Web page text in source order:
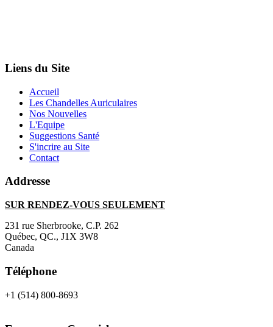
Liens du Site
Accueil
Les Chandelles Auriculaires
Nos Nouvelles
L'Equipe
Suggestions Santé
S'incrire au Site
Contact
Addresse
SUR RENDEZ-VOUS SEULEMENT
231 rue Sherbrooke, C.P. 262
Québec, QC., J1X 3W8
Canada
Téléphone
+1 (514) 800-8693